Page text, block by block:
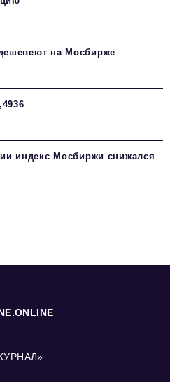
на Мосбирже
индекс Мосбиржи снижался